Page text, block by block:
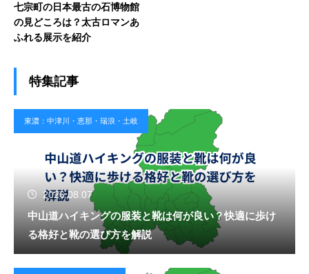
七宗町の日本最古の石博物館
の見どころは？太古ロマンあ
ふれる展示を紹介
特集記事
東濃：中津川・恵那・瑞浪・土岐
2026.08.07
中山道ハイキングの服装と靴は何が良い？快適に歩け
る格好と靴の選び方を解説